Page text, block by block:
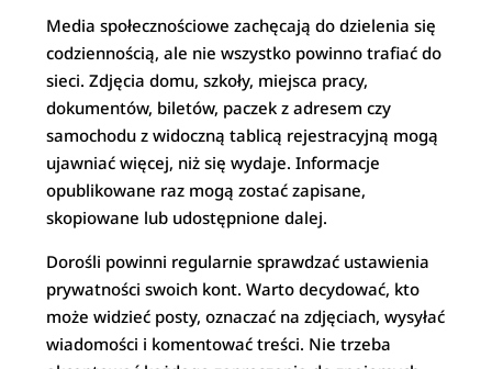
Media społecznościowe zachęcają do dzielenia się
codziennością, ale nie wszystko powinno trafiać do
sieci. Zdjęcia domu, szkoły, miejsca pracy,
dokumentów, biletów, paczek z adresem czy
samochodu z widoczną tablicą rejestracyjną mogą
ujawniać więcej, niż się wydaje. Informacje
opublikowane raz mogą zostać zapisane,
skopiowane lub udostępnione dalej.
Dorośli powinni regularnie sprawdzać ustawienia
prywatności swoich kont. Warto decydować, kto
może widzieć posty, oznaczać na zdjęciach, wysyłać
wiadomości i komentować treści. Nie trzeba